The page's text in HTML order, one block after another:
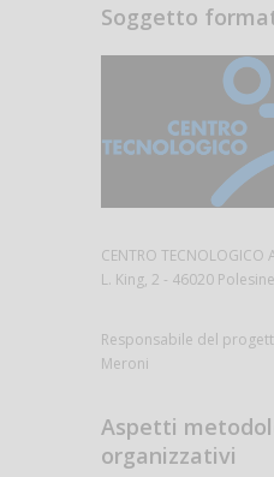
Soggetto
CENTRO
L. King, 2 - 46020
Responsabile del
Meroni
Aspetti
organizzativi